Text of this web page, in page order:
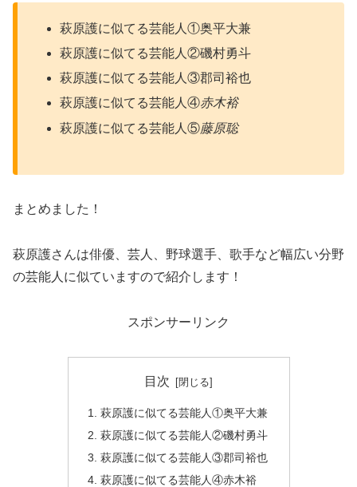
萩原護に似てる芸能人①奥平大兼
萩原護に似てる芸能人②磯村勇斗
萩原護に似てる芸能人③郡司裕也
萩原護に似てる芸能人④赤木裕
萩原護に似てる芸能人⑤藤原聡
まとめました！
萩原護さんは俳優、芸人、野球選手、歌手など幅広い分野
の芸能人に似ていますので紹介します！
スポンサーリンク
目次
萩原護に似てる芸能人①奥平大兼
萩原護に似てる芸能人②磯村勇斗
萩原護に似てる芸能人③郡司裕也
萩原護に似てる芸能人④赤木裕